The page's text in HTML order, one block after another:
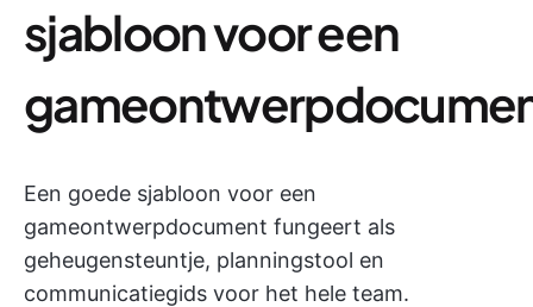
sjabloon voor een
Een goede sjabloon voor een
gameontwerpdocument fungeert als
geheugensteuntje, planningstool en
communicatiegids voor het hele team.